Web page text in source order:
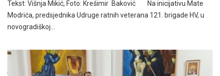
Tekst: Višnja Mikić, Foto: Krešimir Baković Na inicijativu Mate
Modrića, predsjednika Udruge ratnih veterana 121. brigade HV, u
novogradiškoj…